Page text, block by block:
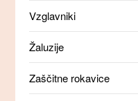
Vzglavniki
Žaluzije
Zaščitne rokavice